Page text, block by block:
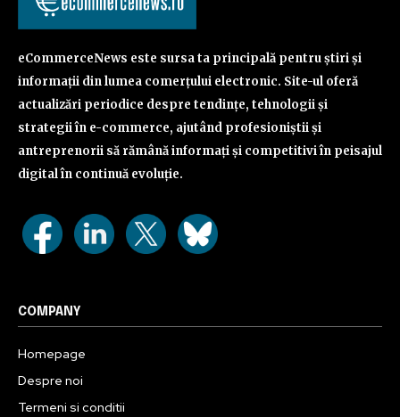
eCommerceNews este sursa ta principală pentru știri și
informații din lumea comerțului electronic. Site-ul oferă
actualizări periodice despre tendințe, tehnologii și
strategii în e-commerce, ajutând profesioniștii și
antreprenorii să rămână informați și competitivi în peisajul
digital în continuă evoluție.
COMPANY
Homepage
Despre noi
Termeni si conditii